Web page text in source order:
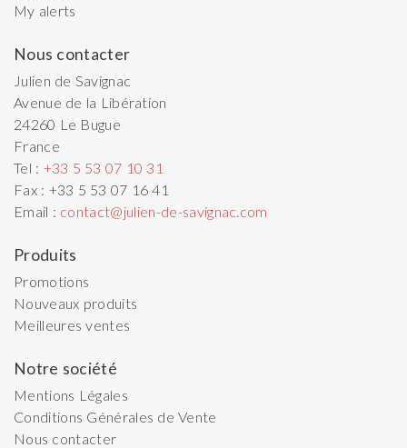
My alerts
Nous contacter
Julien de Savignac
Avenue de la Libération
24260 Le Bugue
France
Tel : +33 5 53 07 10 31
Fax : +33 5 53 07 16 41
Email : contact@julien-de-savignac.com
Produits
Promotions
Nouveaux produits
Meilleures ventes
Notre société
Mentions Légales
Conditions Générales de Vente
Nous contacter